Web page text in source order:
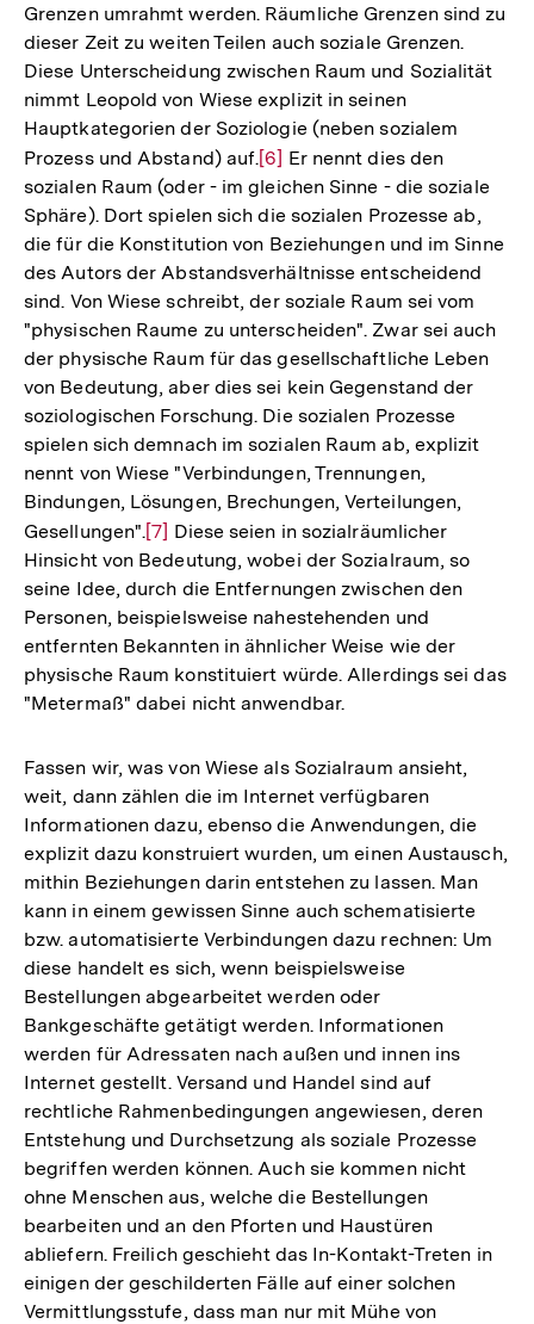
Fußnote
Grenzen umrahmt werden. Räumliche Grenzen sind zu
dieser Zeit zu weiten Teilen auch soziale Grenzen.
Diese Unterscheidung zwischen Raum und Sozialität
nimmt Leopold von Wiese explizit in seinen
Hauptkategorien der Soziologie (neben sozialem
Prozess und Abstand) auf.Zur
Auflösung
der
Fußnote
[6] Er nennt dies den
sozialen Raum (oder - im gleichen Sinne - die soziale
Sphäre). Dort spielen sich die sozialen Prozesse ab,
die für die Konstitution von Beziehungen und im Sinne
des Autors der Abstandsverhältnisse entscheidend
sind. Von Wiese schreibt, der soziale Raum sei vom
"physischen Raume zu unterscheiden". Zwar sei auch
der physische Raum für das gesellschaftliche Leben
von Bedeutung, aber dies sei kein Gegenstand der
soziologischen Forschung. Die sozialen Prozesse
spielen sich demnach im sozialen Raum ab, explizit
nennt von Wiese "Verbindungen, Trennungen,
Bindungen, Lösungen, Brechungen, Verteilungen,
Gesellungen".Zur
Auflösung
der
Fußnote
[7] Diese seien in sozialräumlicher
Hinsicht von Bedeutung, wobei der Sozialraum, so
seine Idee, durch die Entfernungen zwischen den
Personen, beispielsweise nahestehenden und
entfernten Bekannten in ähnlicher Weise wie der
physische Raum konstituiert würde. Allerdings sei das
"Metermaß" dabei nicht anwendbar.
Fassen wir, was von Wiese als Sozialraum ansieht,
weit, dann zählen die im Internet verfügbaren
Informationen dazu, ebenso die Anwendungen, die
explizit dazu konstruiert wurden, um einen Austausch,
mithin Beziehungen darin entstehen zu lassen. Man
kann in einem gewissen Sinne auch schematisierte
bzw. automatisierte Verbindungen dazu rechnen: Um
diese handelt es sich, wenn beispielsweise
Bestellungen abgearbeitet werden oder
Bankgeschäfte getätigt werden. Informationen
werden für Adressaten nach außen und innen ins
Internet gestellt. Versand und Handel sind auf
rechtliche Rahmenbedingungen angewiesen, deren
Entstehung und Durchsetzung als soziale Prozesse
begriffen werden können. Auch sie kommen nicht
ohne Menschen aus, welche die Bestellungen
bearbeiten und an den Pforten und Haustüren
abliefern. Freilich geschieht das In-Kontakt-Treten in
einigen der geschilderten Fälle auf einer solchen
Vermittlungsstufe, dass man nur mit Mühe von